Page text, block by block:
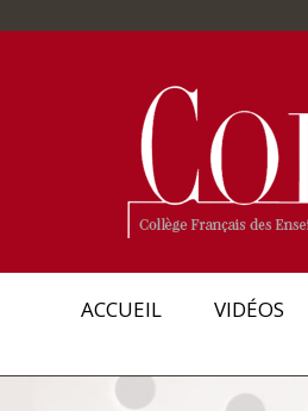
ACCUEIL VIDÉOS